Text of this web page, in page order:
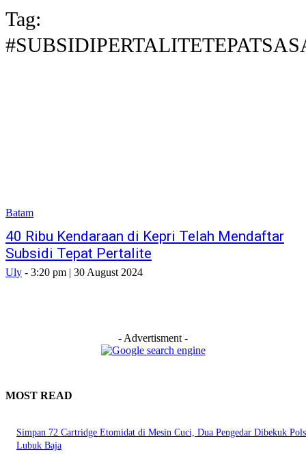
Tag:
Batam
40 Ribu Kendaraan di Kepri Telah Mendaftar
Subsidi Tepat Pertalite
Uly - 3:20 pm | 30 August 2024
- Advertisment -
MOST READ
Simpan 72 Cartridge Etomidat di Mesin Cuci, Dua Pengedar Dibekuk
Lubuk Baja